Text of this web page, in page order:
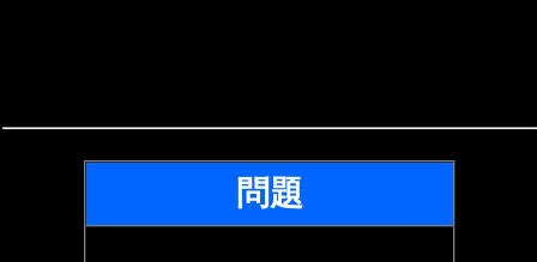
問題